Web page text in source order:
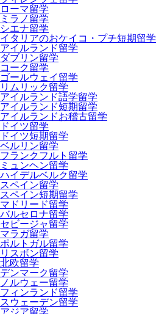
ローマ留学
ミラノ留学
シエナ留学
イタリアのおケイコ・プチ短期留学
アイルランド留学
ダブリン留学
コーク留学
ゴールウェイ留学
リムリック留学
アイルランド語学留学
アイルランド短期留学
アイルランドお稽古留学
ドイツ留学
ドイツ短期留学
ベルリン留学
フランクフルト留学
ミュンヘン留学
ハイデルベルク留学
スペイン留学
スペイン短期留学
マドリード留学
バルセロナ留学
セビージャ留学
マラガ留学
ポルトガル留学
リスボン留学
北欧留学
デンマーク留学
ノルウェー留学
フィンランド留学
スウェーデン留学
アジア留学